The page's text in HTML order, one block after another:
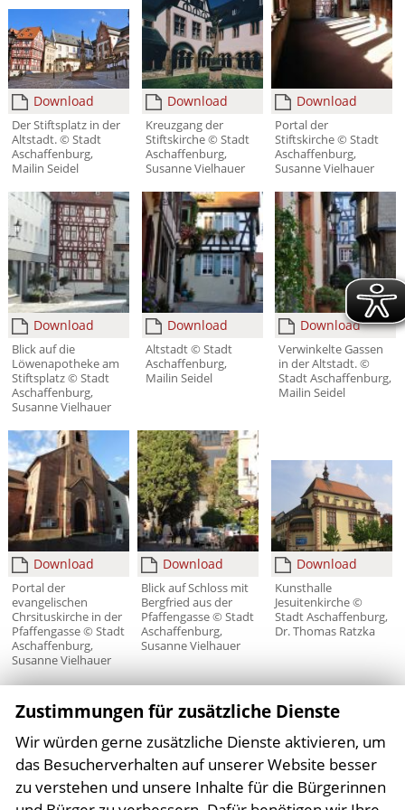
Zustimmungen für zusätzliche Dienste
Wir würden gerne zusätzliche Dienste aktivieren, um
das Besucherverhalten auf unserer Website besser
zu verstehen und unsere Inhalte für die Bürgerinnen
Download
Der Stiftsplatz in der
Altstadt. © Stadt
Aschaffenburg,
Mailin Seidel
Download
Kreuzgang der
Stiftskirche © Stadt
Aschaffenburg,
Susanne Vielhauer
Download
Portal der
Stiftskirche © Stadt
Aschaffenburg,
Susanne Vielhauer
Download
Blick auf die
Löwenapotheke am
Stiftsplatz © Stadt
Aschaffenburg,
Susanne Vielhauer
Download
Altstadt © Stadt
Aschaffenburg,
Mailin Seidel
Download
Verwinkelte Gassen
in der Altstadt. ©
Stadt Aschaffenburg,
Mailin Seidel
Download
Portal der
evangelischen
Chrsituskirche in der
Pfaffengasse © Stadt
Aschaffenburg,
Susanne Vielhauer
Download
Blick auf Schloss mit
Bergfried aus der
Pfaffengasse © Stadt
Aschaffenburg,
Susanne Vielhauer
Download
Kunsthalle
Jesuitenkirche ©
Stadt Aschaffenburg,
Dr. Thomas Ratzka
Seite drucken